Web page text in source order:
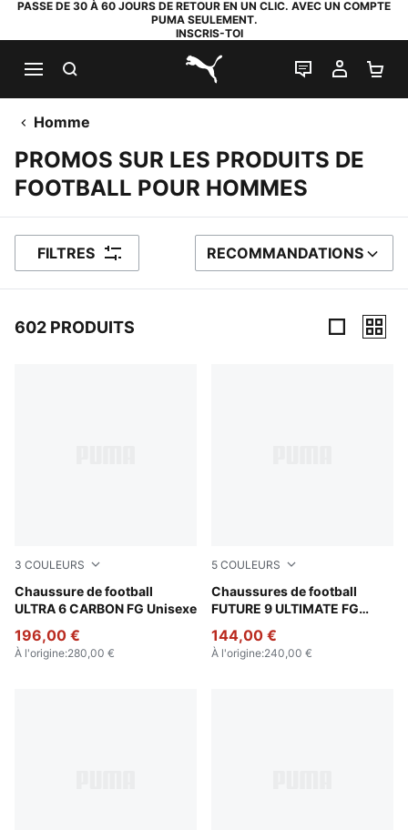
PASSE DE 30 À 60 JOURS DE RETOUR EN UN CLIC. AVEC UN COMPTE
PUMA SEULEMENT.
INSCRIS-TOI
PUMA.com
LIVE CHAT
MON
Homme
PROMOS SUR LES PRODUITS DE
FOOTBALL POUR HOMMES
FILTRES TRIER PAR
RECOMMANDATIONS
602 PRODUITS
3 COULEURS
Chaussure de football
ULTRA 6 CARBON FG Unisexe
Poison Pink-PUMA White-Sun Stream-Bright Aqua-
196,00 €
À l'origine:280,00 €
5 COULEURS
Chaussures de football
FUTURE 9 ULTIMATE FG
Poison Pink-Sun Stream-
144,00 €
À l'origine:240,00 €